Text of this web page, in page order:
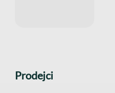
Prodejci